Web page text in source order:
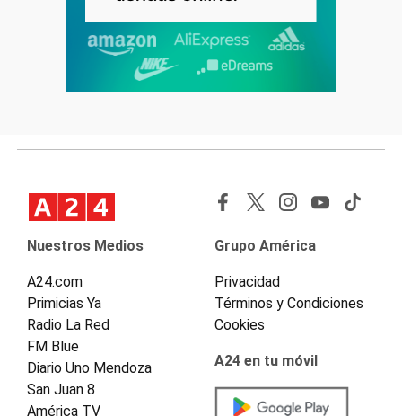
Nuestros Medios
A24.com
Primicias Ya
Radio La Red
FM Blue
Diario Uno Mendoza
San Juan 8
América TV
Grupo América
Privacidad
Términos y Condiciones
Cookies
A24 en tu móvil